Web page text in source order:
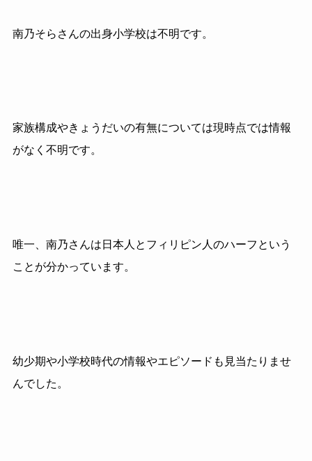
南乃そらさんの出身小学校は不明です。
家族構成やきょうだいの有無については現時点では情報
がなく不明です。
唯一、南乃さんは日本人とフィリピン人のハーフという
ことが分かっています。
幼少期や小学校時代の情報やエピソードも見当たりませ
んでした。